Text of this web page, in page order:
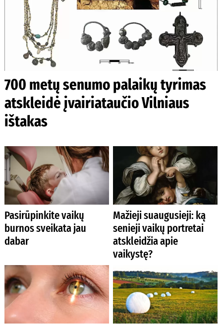
700 metų senumo palaikų tyrimas
atskleidė įvairiataučio Vilniaus
ištakas
Pasirūpinkite vaikų
burnos sveikata jau
dabar
Mažieji suaugusieji: ką
senieji vaikų portretai
atskleidžia apie
vaikystę?